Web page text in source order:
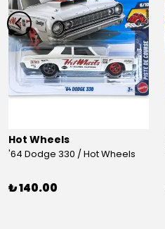
Hot Wheels
'64 Dodge 330 / Hot Wheels
₺ 140.00